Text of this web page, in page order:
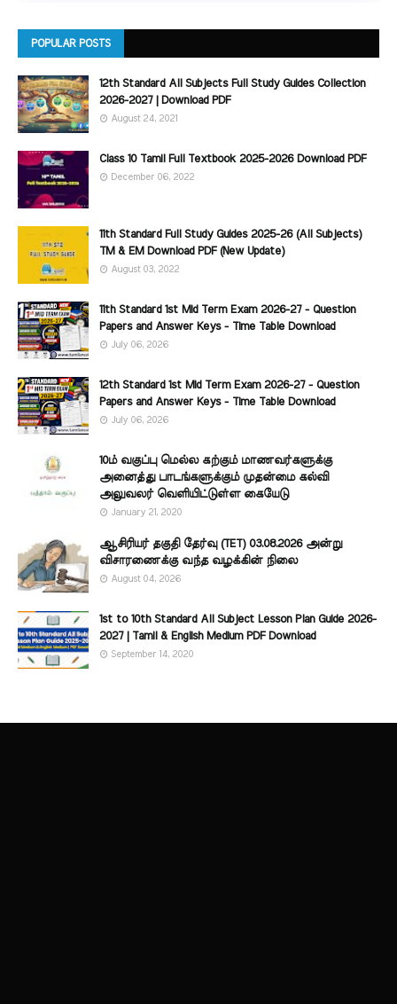
POPULAR POSTS
12th Standard All Subjects Full Study Guides Collection
2026-2027 | Download PDF
August 24, 2021
Class 10 Tamil Full Textbook 2025-2026 Download PDF
December 06, 2022
11th Standard Full Study Guides 2025-26 (All Subjects)
TM & EM Download PDF (New Update)
August 03, 2022
11th Standard 1st Mid Term Exam 2026-27 - Question
Papers and Answer Keys - Time Table Download
July 06, 2026
12th Standard 1st Mid Term Exam 2026-27 - Question
Papers and Answer Keys - Time Table Download
July 06, 2026
10ம் வகுப்பு மெல்ல கற்கும் மாணவர்களுக்கு
அனைத்து பாடங்களுக்கும் முதன்மை கல்வி
அலுவலர் வெளியிட்டுள்ள கையேடு
January 21, 2020
ஆசிரியர் தகுதி தேர்வு (TET) 03.08.2026 அன்று
விசாரணைக்கு வந்த வழக்கின் நிலை
August 04, 2026
1st to 10th Standard All Subject Lesson Plan Guide 2026-
2027 | Tamil & English Medium PDF Download
September 14, 2020